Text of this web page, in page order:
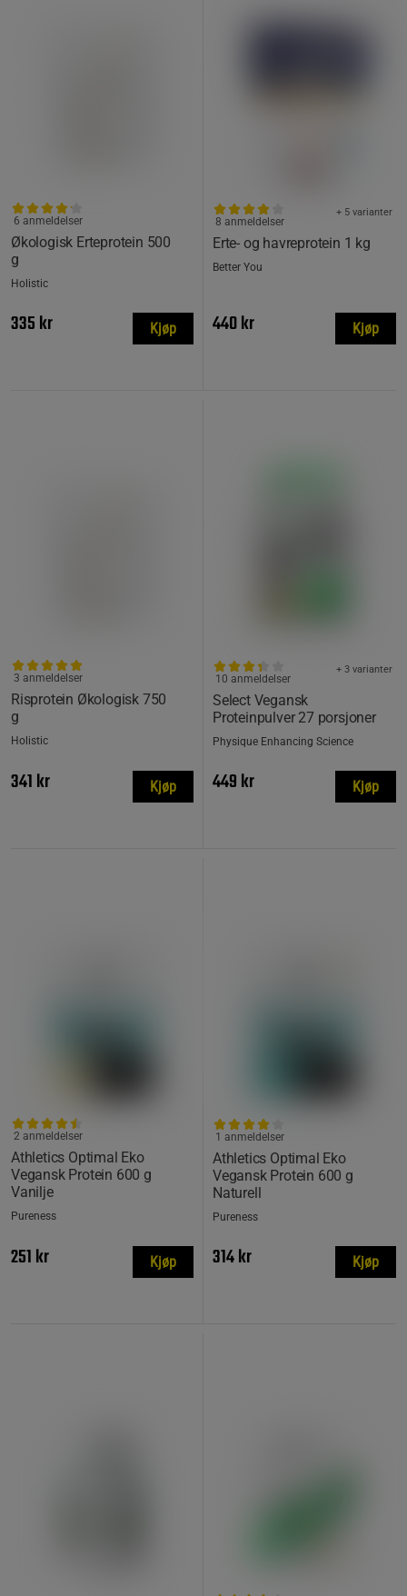
Økologisk Erteprotein 500
g
6 anmeldelser
Holistic
335 kr Kjøp
Erte- og havreprotein 1 kg
+ 5 varianter
8 anmeldelser
Better You
440 kr Kjøp
Risprotein Økologisk 750
g
3 anmeldelser
Holistic
341 kr Kjøp
Select Vegansk
Proteinpulver 27 porsjoner
+ 3 varianter
10 anmeldelser
Physique Enhancing Science
449 kr Kjøp
Athletics Optimal Eko
Vegansk Protein 600 g
Vanilje
2 anmeldelser
Pureness
251 kr Kjøp
Athletics Optimal Eko
Vegansk Protein 600 g
Naturell
1 anmeldelser
Pureness
314 kr Kjøp